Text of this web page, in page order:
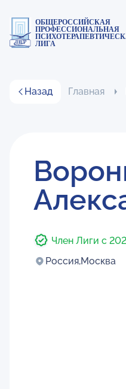
ОБЩЕРОССИЙСКАЯ
ПРОФЕССИОНАЛЬНАЯ
ЛИГА
Назад Главная
Член Лиги с
Россия,Москва